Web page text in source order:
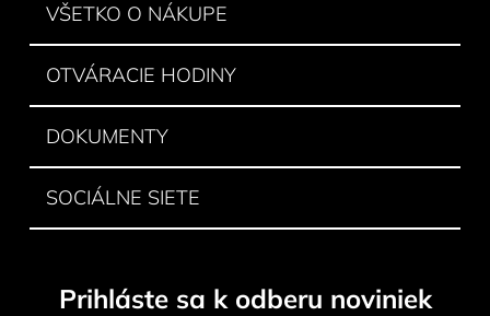
VŠETKO O NÁKUPE
OTVÁRACIE HODINY
DOKUMENTY
SOCIÁLNE SIETE
Prihláste sa k odberu noviniek